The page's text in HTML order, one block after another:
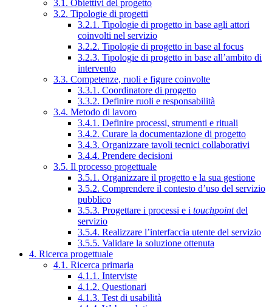
3.1. Obiettivi del progetto
3.2. Tipologie di progetti
3.2.1. Tipologie di progetto in base agli attori
coinvolti nel servizio
3.2.2. Tipologie di progetto in base al focus
3.2.3. Tipologie di progetto in base all’ambito di
intervento
3.3. Competenze, ruoli e figure coinvolte
3.3.1. Coordinatore di progetto
3.3.2. Definire ruoli e responsabilità
3.4. Metodo di lavoro
3.4.1. Definire processi, strumenti e rituali
3.4.2. Curare la documentazione di progetto
3.4.3. Organizzare tavoli tecnici collaborativi
3.4.4. Prendere decisioni
3.5. Il processo progettuale
3.5.1. Organizzare il progetto e la sua gestione
3.5.2. Comprendere il contesto d’uso del servizio
pubblico
3.5.3. Progettare i processi e i touchpointdel
servizio
3.5.4. Realizzare l’interfaccia utente del servizio
3.5.5. Validare la soluzione ottenuta
4. Ricerca progettuale
4.1. Ricerca primaria
4.1.1. Interviste
4.1.2. Questionari
4.1.3. Test di usabilità